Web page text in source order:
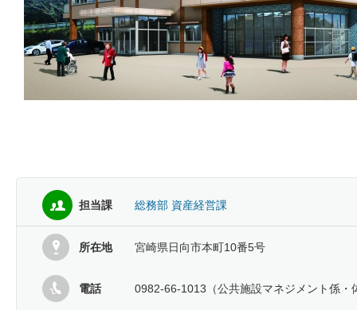
担当課 総務部 資産経営課
所在地 宮崎県日向市本町10番5号
電話 0982-66-1013（公共施設マネジメント係